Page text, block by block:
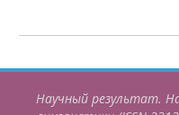
Научный результат.